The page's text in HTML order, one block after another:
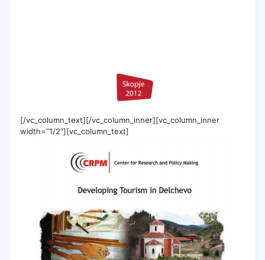
[/vc_column_text][/vc_column_inner][vc_column_inner
width=”1/2″][vc_column_text]